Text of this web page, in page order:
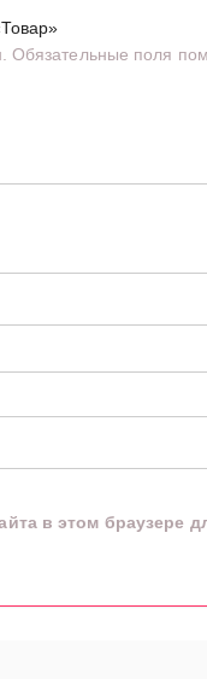
Обязательные поля
в этом браузере